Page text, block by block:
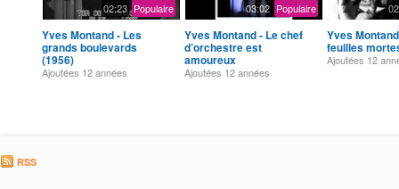
02:23 Populaire
Yves Montand - Les
grands boulevards
(1956)
Ajoutées 12 années
03:02 Populaire
Yves Montand - Le chef
d’orchestre est
amoureux
Ajoutées 12 années
Yves
feuilles
Ajoutées 12
RSS